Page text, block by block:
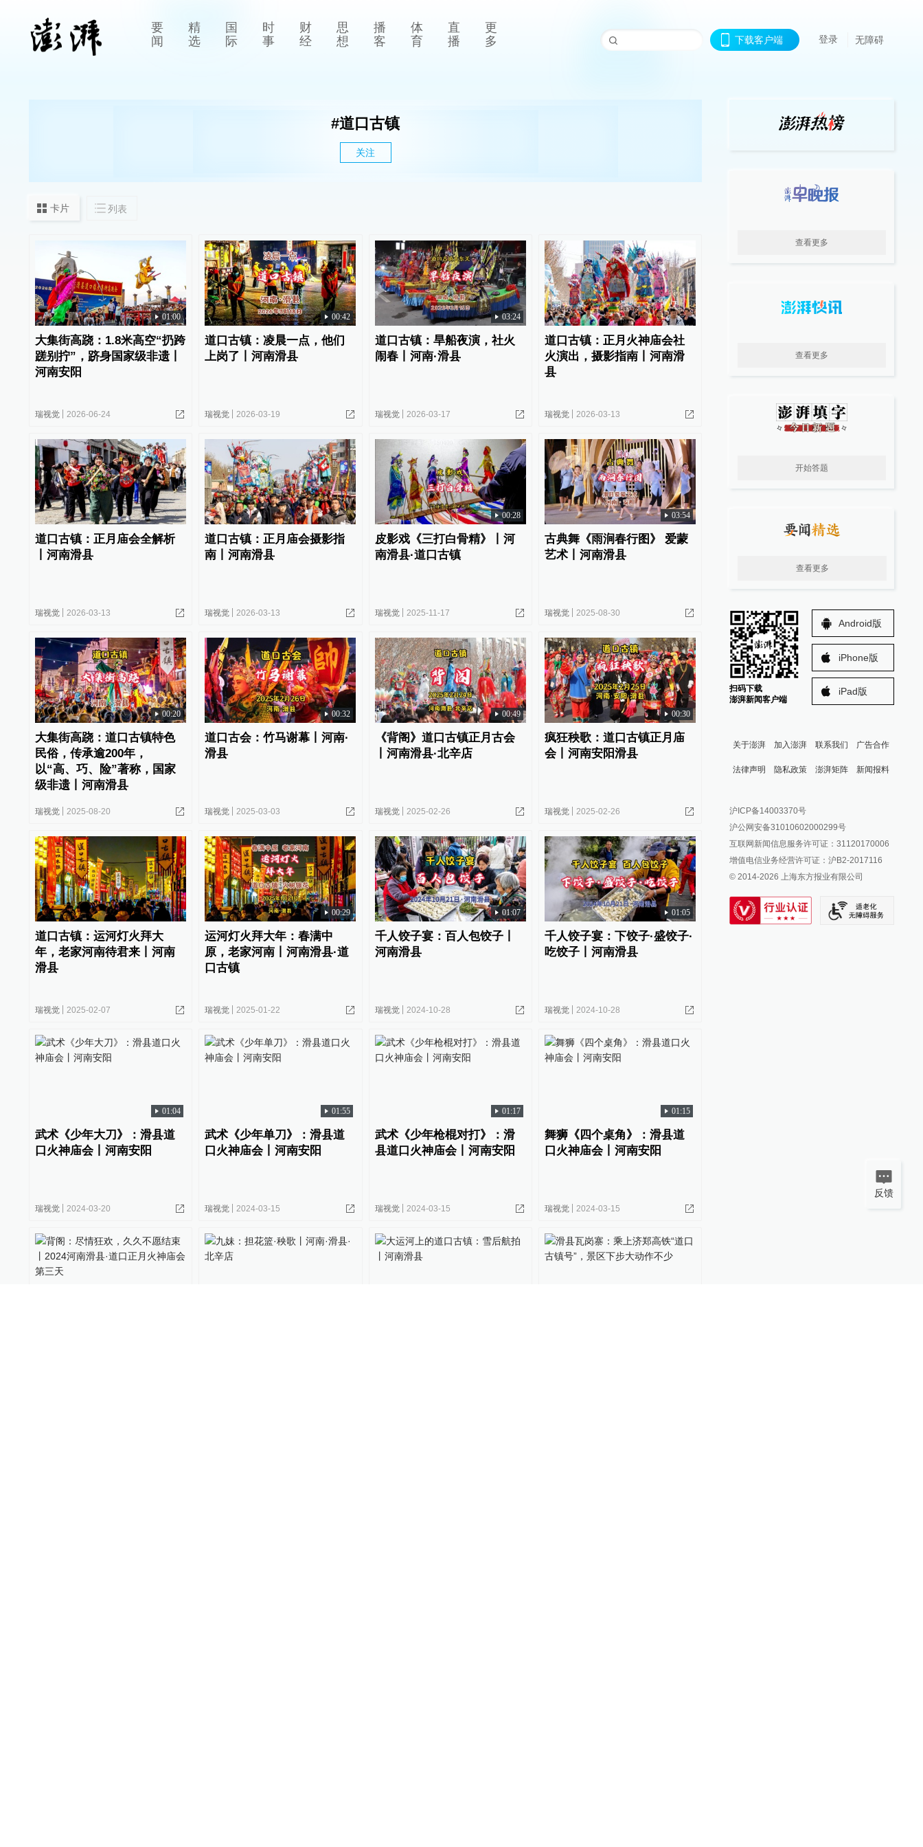
要
闻
精
选
国
际
时
事
财
经
思
想
播
客
体
育
直
播
更
多
下载客户端 登录 无障碍
#道口古镇
关注
卡片 列表
01:00
大集街高跷：1.8米高空“扔跨
蹉别拧”，跻身国家级非遗丨
河南安阳
瑞视觉 2026-06-24
00:42
道口古镇：凌晨一点，他们
上岗了丨河南滑县
瑞视觉 2026-03-19
03:24
道口古镇：旱船夜演，社火
闹春丨河南·滑县
瑞视觉 2026-03-17
道口古镇：正月火神庙会社
火演出，摄影指南丨河南滑
县
瑞视觉 2026-03-13
道口古镇：正月庙会全解析
丨河南滑县
瑞视觉 2026-03-13
道口古镇：正月庙会摄影指
南丨河南滑县
瑞视觉 2026-03-13
00:28
皮影戏《三打白骨精》丨河
南滑县·道口古镇
瑞视觉 2025-11-17
03:54
古典舞《雨涧春行图》 爱蒙
艺术丨河南滑县
瑞视觉 2025-08-30
00:20
大集街高跷：道口古镇特色
民俗，传承逾200年，
以“高、巧、险”著称，国家
级非遗丨河南滑县
瑞视觉 2025-08-20
00:32
道口古会：竹马谢幕丨河南·
滑县
瑞视觉 2025-03-03
00:49
《背阁》道口古镇正月古会
丨河南滑县·北辛店
瑞视觉 2025-02-26
00:30
疯狂秧歌：道口古镇正月庙
会丨河南安阳滑县
瑞视觉 2025-02-26
道口古镇：运河灯火拜大
年，老家河南待君来丨河南
滑县
瑞视觉 2025-02-07
00:29
运河灯火拜大年：春满中
原，老家河南丨河南滑县·道
口古镇
瑞视觉 2025-01-22
01:07
千人饺子宴：百人包饺子丨
河南滑县
瑞视觉 2024-10-28
01:05
千人饺子宴：下饺子·盛饺子·
吃饺子丨河南滑县
瑞视觉 2024-10-28
01:04
武术《少年大刀》：滑县道
口火神庙会丨河南安阳
瑞视觉 2024-03-20
01:55
武术《少年单刀》：滑县道
口火神庙会丨河南安阳
瑞视觉 2024-03-15
01:17
武术《少年枪棍对打》：滑
县道口火神庙会丨河南安阳
瑞视觉 2024-03-15
01:15
舞狮《四个桌角》：滑县道
口火神庙会丨河南安阳
瑞视觉 2024-03-15
查看更多
查看更多
开始答题
查看更多
扫码下载
澎湃新闻客户端
Android版
iPhone版
iPad版
关于澎湃 加入澎湃 联系我们 广告合作
法律声明 隐私政策 澎湃矩阵
澎湃新闻公众号
澎湃新闻抖音号
派生万物开放平台
IP SHANGHAI
SIXTH TONE
新闻报料
报料邮箱: news@thepaper.cn
沪ICP备14003370号
沪公网安备31010602000299号
互联网新闻信息服务许可证：31120170006
增值电信业务经营许可证：沪B2-2017116
© 2014-2026 上海东方报业有限公司
反馈